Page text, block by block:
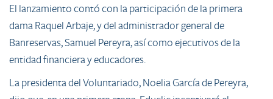
El lanzamiento contó con la participación de la primera
dama Raquel Arbaje, y del administrador general de
Banreservas, Samuel Pereyra, así como ejecutivos de la
entidad financiera y educadores.
La presidenta del Voluntariado, Noelia García de Pereyra,